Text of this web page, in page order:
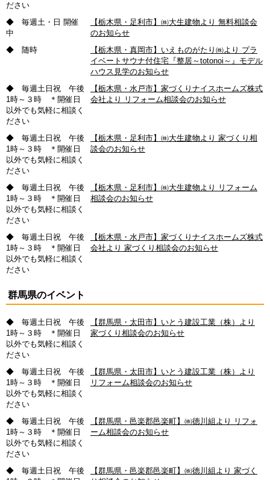
ださい
◆ 毎週土・日 開催
中
【栃木県・足利市】㈱大生建物より 無料相談会
のお知らせ
◆ 随時
【栃木県・真岡市】いえものがたり㈱より プラ
イベートサウナ付住宅『整居～totonoi～』モデル
ハウス見学のお知らせ
◆ 毎週土日祝 午後
1時～３時 ＊開催日
以外でも気軽に相談く
ださい
【栃木県・水戸市】家づくりナイスホームズ株式
会社より リフォーム相談会のお知らせ
◆ 毎週土日祝 午後
1時～３時 ＊開催日
以外でも気軽に相談く
ださい
【栃木県・足利市】㈱大生建物より 家づくり相
談会のお知らせ
◆ 毎週土日祝 午後
1時～３時 ＊開催日
以外でも気軽に相談く
ださい
【栃木県・足利市】㈱大生建物より リフォーム
相談会のお知らせ
◆ 毎週土日祝 午後
1時～３時 ＊開催日
以外でも気軽に相談く
ださい
【栃木県・水戸市】家づくりナイスホームズ株式
会社より 家づくり相談会のお知らせ
群馬県のイベント
◆ 毎週土日祝 午後
1時～３時 ＊開催日
以外でも気軽に相談く
ださい
【群馬県・太田市】いとう建設工業（株）より
家づくり相談会のお知らせ
◆ 毎週土日祝 午後
1時～３時 ＊開催日
以外でも気軽に相談く
ださい
【群馬県・太田市】いとう建設工業（株）より
リフォーム相談会のお知らせ
◆ 毎週土日祝 午後
1時～３時 ＊開催日
以外でも気軽に相談く
ださい
【群馬県・邑楽郡邑楽町】㈱徳川組より リフォ
ーム相談会のお知らせ
◆ 毎週土日祝 午後
【群馬県・邑楽郡邑楽町】㈱徳川組より 家づく